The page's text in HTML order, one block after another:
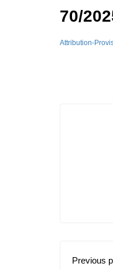
70/
Attribution-
Previous